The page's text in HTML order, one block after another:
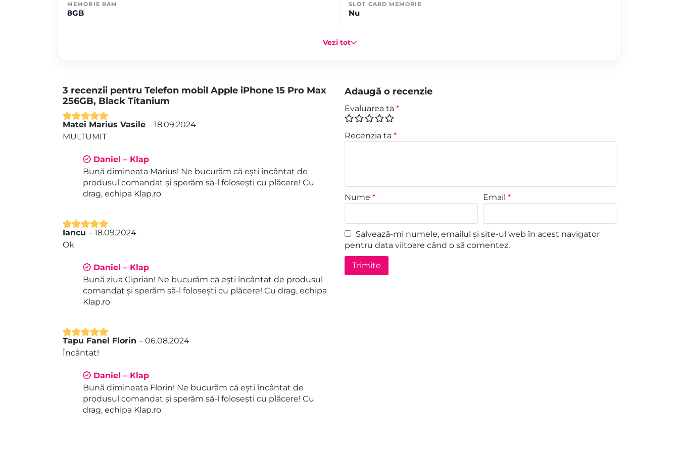
MEMORIE RAM
8GB
SLOT CARD MEMORIE
Nu
Vezi tot
3 recenzii pentru Telefon mobil Apple iPhone 15 Pro Max
256GB, Black Titanium
Evaluat la5
din 5
Matei Marius Vasile – 18.09.2024
MULTUMIT
Daniel – Klap
Bună dimineata Marius! Ne bucurăm că ești încântat de
produsul comandat și sperăm să-l folosești cu plăcere! Cu
drag, echipa Klap.ro
Evaluat la5
din 5
Iancu – 18.09.2024
Ok
Daniel – Klap
Bună ziua Ciprian! Ne bucurăm că ești încântat de produsul
comandat și sperăm să-l folosești cu plăcere! Cu drag, echipa
Klap.ro
Evaluat la5
din 5
Tapu Fanel Florin – 06.08.2024
Încântat!
Daniel – Klap
Bună dimineata Florin! Ne bucurăm că ești încântat de
produsul comandat și sperăm să-l folosești cu plăcere! Cu
drag, echipa Klap.ro
Adaugă o recenzie
Evaluarea ta *
Recenzia ta *
Nume * Email*
Salvează-mi numele, emailul și site-ul web în acest navigator
pentru data viitoare când o să comentez.